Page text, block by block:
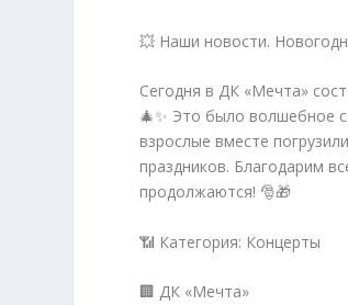
💥 Наши новости.
Сегодня в ДК «Мечта»
🎄✨ Это было волшебное
взрослые вместе
праздников. Благодарим
продолжаются! 🎅🎁
📶 Категория: Концерты
🏢 ДК «Мечта»